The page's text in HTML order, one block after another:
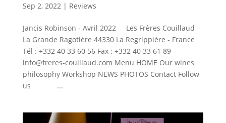
Sep 2, 2022| Reviews
Jancis Robinson - Avril 2022 Les Frères Couillaud
La Grande Ragotière 44330 La Regrippière - France
Tél : +332 40 33 60 56 Fax : +332 40 33 61 89
info@freres-couillaud.com Menu HOME Our wines
philosophy Workshop NEWS PHOTOS Contact Follow
us ...